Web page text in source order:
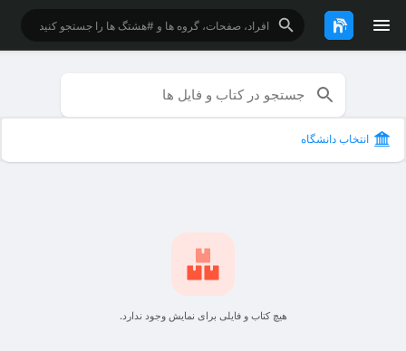
انتخاب دانشگاه
هیچ کتاب و فایلی برای نمایش وجود ندارد.